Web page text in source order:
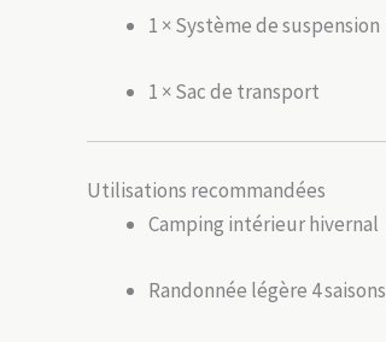
1 × Système de suspension
1 × Sac de transport
Utilisations recommandées
Camping intérieur hivernal
Randonnée légère 4 saisons